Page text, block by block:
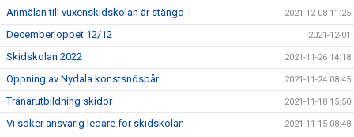
Anmälan till vuxenskidskolan är stängd 2021-12-08 11:25
Decemberloppet 12/12 2021-12-01
Skidskolan 2022 2021-11-26 14:18
Öppning av Nydala konstsnöspår 2021-11-24 08:45
Tränarutbildning skidor 2021-11-18 15:50
Vi söker ansvarig ledare för skidskolan 2021-11-15 08:48